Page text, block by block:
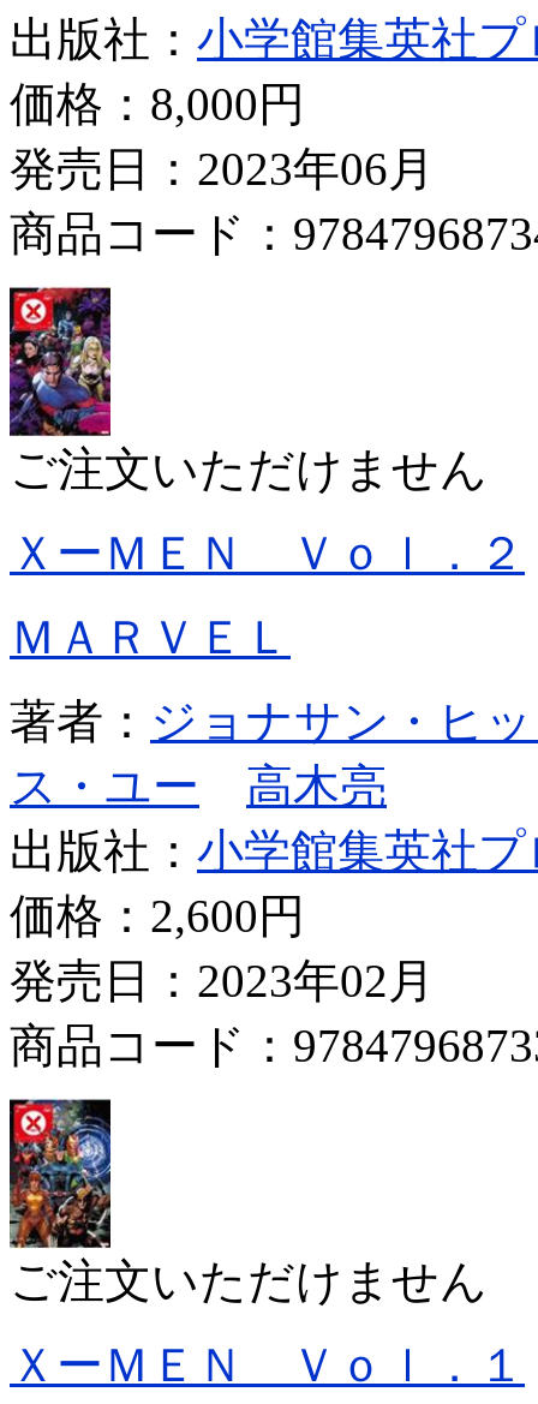
出版社： 小学館集英社
価格： 8,000円
発売日：2023年06月
商品コード：
ご注文いただけません
ＸーＭＥＮ Ｖｏｌ．２
ＭＡＲＶＥＬ
著者： ジョナサン・ヒ
ス・ユー
高木亮
出版社： 小学館集英社
価格： 2,600円
発売日：2023年02月
商品コード：
ご注文いただけません
ＸーＭＥＮ Ｖｏｌ．１